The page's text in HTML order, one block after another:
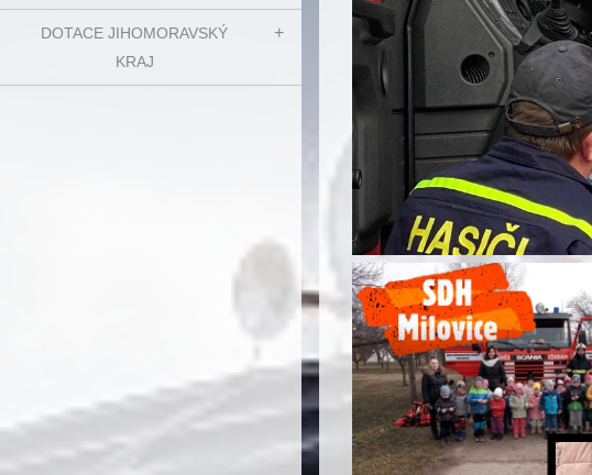
DOTACE JIHOMORAVSKÝ
KRAJ